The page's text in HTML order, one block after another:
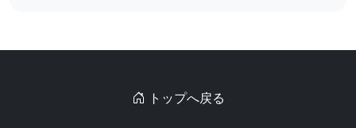
トップへ戻る